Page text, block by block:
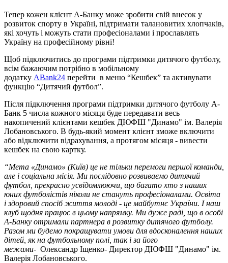
Тепер кожен клієнт А-Банку може зробити свій внесок у
розвиток спорту в Україні, підтримати талановитих хлопчаків,
які хочуть і можуть стати професіоналами і прославлять
Україну на професійному рівні!
Щоб підключитись до програми підтримки дитячого футболу,
всім бажаючим потрібно в мобільному
додатку ABank24 перейти в меню “Кешбек” та активувати
функцію “Дитячий футбол”.
Після підключення програми підтримки дитячого футболу А-
Банк 5 числа кожного місяця буде передавати весь
накопичений клієнтами кешбек ДЮФШ "Динамо" ім. Валерія
Лобановського. В будь-який момент клієнт зможе включити
або відключити відрахування, а протягом місяця - вивести
кешбек на свою картку.
“Мета «Динамо» (Київ) це не тільки перемоги першої команди,
але і соціальна місія. Ми послідовно розвиваємо дитячий
футбол, прекрасно усвідомлюючи, що багато хто з наших
юних футболістів ніколи не стануть професіоналами. Освіта
і здоровий спосіб життя молоді - це майбутнє України. І наш
клуб щодня працює в цьому напрямку. Ми дуже раді, що в особі
А-Банку отримали партнера в розвитку дитячого футболу.
Разом ми будемо покращувати умови для вдосконалення наших
дітей, як на футбольному полі, так і за його
межами- Олександр Іщенко- Директор ДЮФШ "Динамо" ім.
Валерія Лобановського.